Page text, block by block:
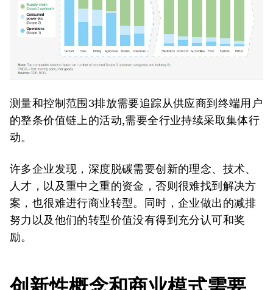
测量和控制范围3排放需要追踪从供应商到终端用户
的整条价值链上的活动,需要全行业持续采取集体行
动。
许多企业发现，深度脱碳需要创新的理念、技术、
人才，以及重中之重的资金，否则很难找到解决方
案，也很难进行商业转型。同时，企业做出的减排
努力以及他们的转型价值没有得到充分认可和奖
励。